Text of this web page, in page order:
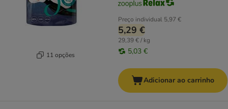
11 opções
Preço individual 5,97 €
5,29 €
29,39 € / kg
5,03 €
Adicionar ao carrinho